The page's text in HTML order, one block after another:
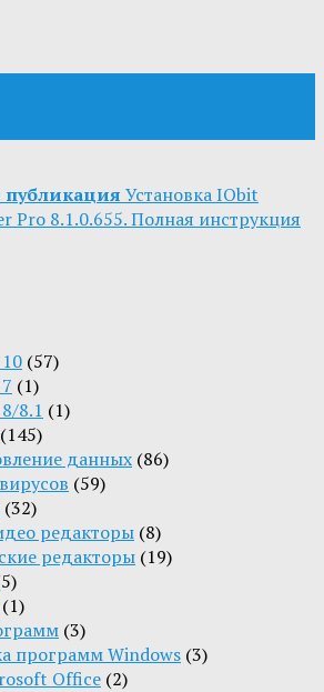
Установка IObit
Pro 8.1.0.655. Полная инструкция
(57)
(1)
8.1 (1)
(145)
данных (86)
(59)
(32)
редакторы (8)
редакторы (19)
(1)
(3)
программ Windows (3)
Office (2)